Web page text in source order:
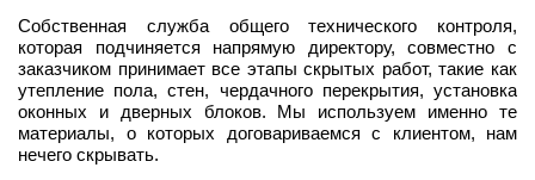
Собственная служба общего технического контроля,
которая подчиняется напрямую директору, совместно с
заказчиком принимает все этапы скрытых работ, такие как
утепление пола, стен, чердачного перекрытия, установка
оконных и дверных блоков. Мы используем именно те
материалы, о которых договариваемся с клиентом, нам
нечего скрывать.